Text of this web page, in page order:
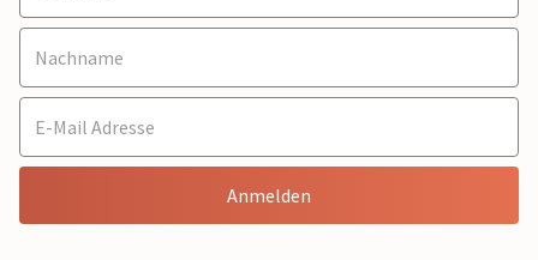
Anmelden